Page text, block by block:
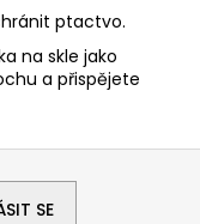
ptactvo.
na skle jako
a přispějete
SE